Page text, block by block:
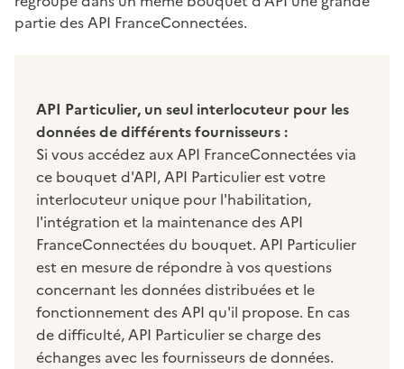
partie des API FranceConnectées.
API Particulier, un seul interlocuteur pour les
données de différents fournisseurs :
Si vous accédez aux API FranceConnectées via
ce bouquet d'API, API Particulier est votre
interlocuteur unique pour l'habilitation,
l'intégration et la maintenance des API
FranceConnectées du bouquet. API Particulier
est en mesure de répondre à vos questions
concernant les données distribuées et le
fonctionnement des API qu'il propose. En cas
de difficulté, API Particulier se charge des
échanges avec les fournisseurs de données.